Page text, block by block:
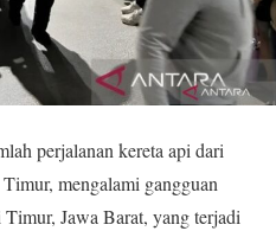
perjalanan kereta api dari
mengalami gangguan
Jawa Barat, yang terjadi